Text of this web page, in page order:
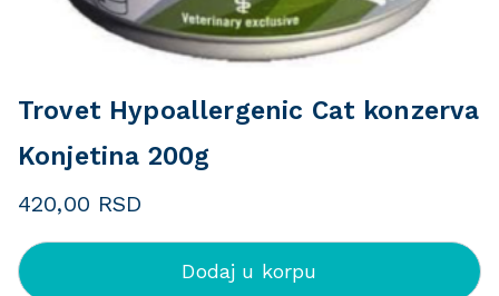
Trovet Hypoallergenic Cat konzerva
Konjetina 200g
420,00 RSD
Dodaj u korpu